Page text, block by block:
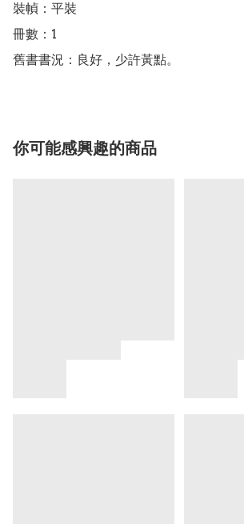
裝幀：平裝
冊數：1
舊書書況：良好，少許黃點。
你可能感興趣的商品